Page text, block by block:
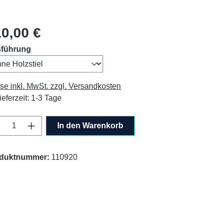
Preis:
€
inkl. MwSt. zzgl. Versandkosten
1-3 Tage
Anzahl: Gib den gewünschten
In den Warenkorb
110920